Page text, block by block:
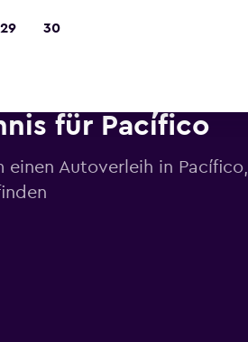
für Pacífico
Autoverleih in Pacífico,
29 30